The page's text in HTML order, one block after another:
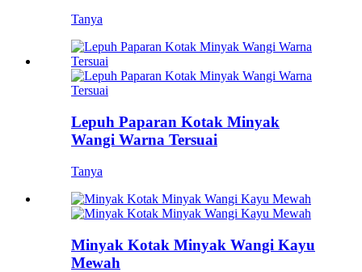
Tanya
Lepuh Paparan Kotak Minyak
Wangi Warna Tersuai
Tanya
Minyak Kotak Minyak Wangi Kayu
Mewah